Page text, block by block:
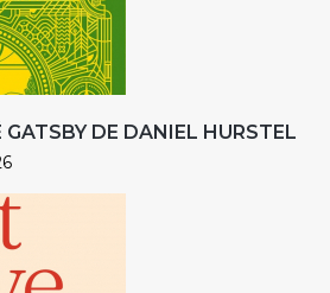
DE DANIEL HURSTEL